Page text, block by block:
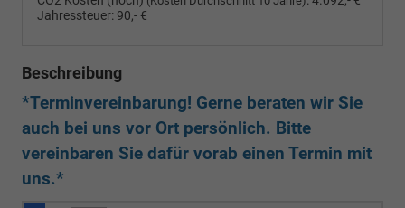
Jahressteuer: 90,- €
Beschreibung
*Terminvereinbarung! Gerne beraten wir Sie
auch bei uns vor Ort persönlich. Bitte
vereinbaren Sie dafür vorab einen Termin mit
uns.*